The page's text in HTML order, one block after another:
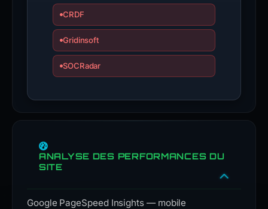
CRDF
Gridinsoft
SOCRadar
ANALYSE DES PERFORMANCES DU
SITE
Google PageSpeed Insights — mobile